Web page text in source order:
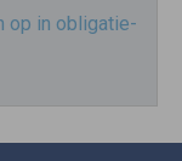
op in obligatie-